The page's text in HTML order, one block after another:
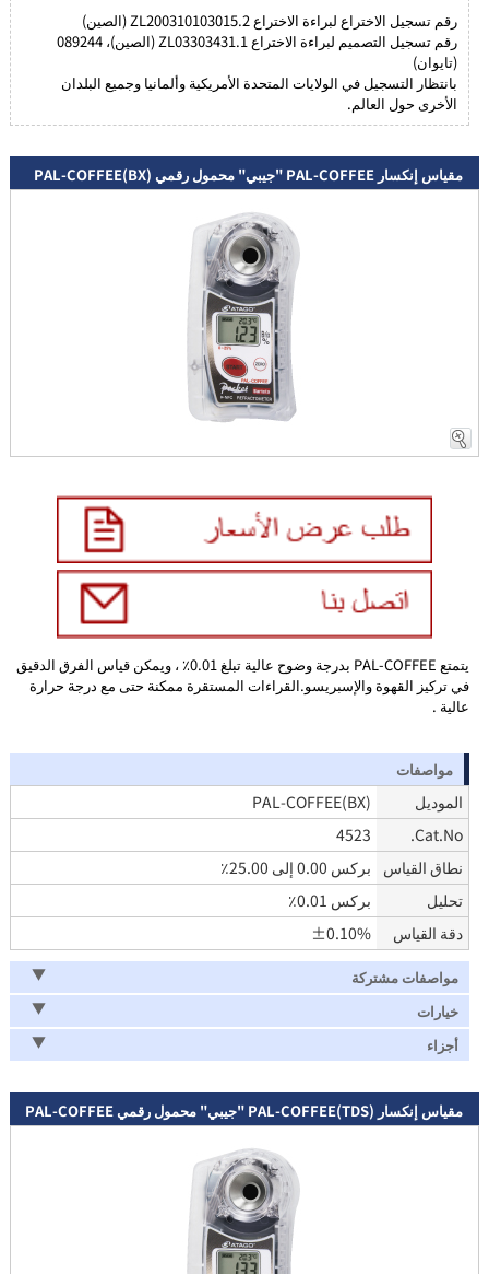
رقم تسجيل الاختراع لبراءة الاختراع ZL200310103015.2 (الصين)
رقم تسجيل التصميم لبراءة الاختراع ZL03303431.1 (الصين)، 089244
(تايوان)
بانتظار التسجيل في الولايات المتحدة الأمريكية وألمانيا وجميع البلدان
الأخرى حول العالم.
مقياس إنكسار PAL-COFFEE "جيبي" محمول رقمي PAL-COFFEE(BX)
يتمتع PAL-COFFEE بدرجة وضوح عالية تبلغ 0.01٪ ، ويمكن قياس الفرق الدقيق
في تركيز القهوة والإسبريسو.القراءات المستقرة ممكنة حتى مع درجة حرارة
عالية .
مواصفات
الموديل
PAL-COFFEE(BX)
Cat.No.
4523
نطاق القياس
بركس 0.00 إلى 25.00٪
تحليل
بركس 0.01٪
دقة القياس
±0.10%
مواصفات مشتركة
خيارات
أجزاء
مقياس إنكسار PAL-COFFEE(TDS) "جيبي" محمول رقمي PAL-COFFEE